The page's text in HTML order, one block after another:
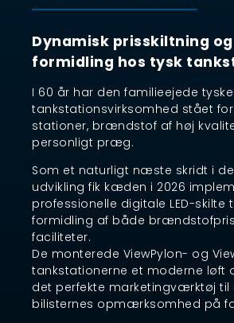
Dynamisk prisskiltning
formidling hos tysk
I 60 år har den familieejede tyske
tankstationsvirksomhed stået
stationer, brændstof af høj
personligt præg.
Som et naturligt næste skridt i
udvikling fik kæden i 2026
professionelle digitale LED-skilte
formidling af både
faciliteter.
De monterede ViewPylon- og
tankstationerne et moderne løft
det perfekte marketingværktøj til
bilisternes opmærksomhed på